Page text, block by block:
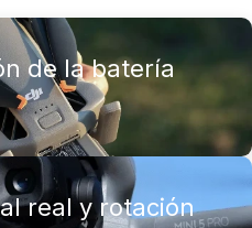
de la batería
real y rotación